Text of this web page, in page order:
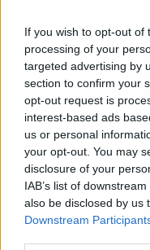
If you wish to opt-out of
processing of your
targeted advertising by
section to confirm your
opt-out request is
interest-based ads
us or personal
your opt-out. You may
disclosure of your
IAB’s list of
also be disclosed by us
Downstream
Τα έξι αρχικά γράμματα